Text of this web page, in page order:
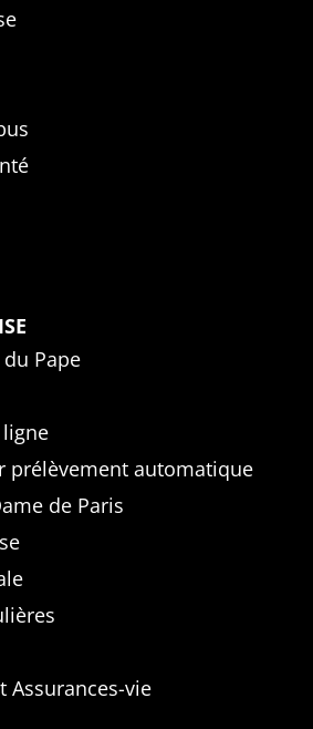
Pape
prélèvement automatique
de Paris
Assurances-vie